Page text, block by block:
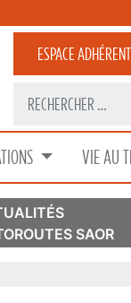
ESPACEADHÉRENT
VIE AU
SAOR